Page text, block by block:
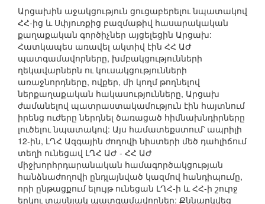
Արցախին աջակցություն ցուցաբերելու նպատակով
ՀՀ-ից և Սփյուռքից բազմաթիվ հասարակական
քաղաքական գործիչներ այցելեցին Արցախ:
Հատկապես առավել ակտիվ էին ՀՀ ԱԺ
պատգամավորները, խմբակցությունների
ղեկավարներն ու կուսակցությունների
առաջնորդները, ովքեր, մի կողմ թողնելով
ներքաղաքական հակասությունները, Արցախ
ժամանելով պատրաստակամություն էին հայտնում
իրենց ուժերը ներդնել ծառացած հիմնախնդիրները
լուծելու նպատակով: Այս համատեքստում՝ ապրիլի
12-ին, ԼՂՀ Ազգային ժողովի նիստերի մեծ դահլիճում
տեղի ունեցավ ԼՂՀ ԱԺ - ՀՀ ԱԺ
միջխորհրդարանական համագործակցության
հանձնաժողովի ընդլայնված կազմով հանդիպումը,
որի ընթացքում ելույթ ունեցան ԼՂՀ-ի և ՀՀ-ի շուրջ
երկու տասնյակ պատգամավորներ: Քննարկվեց